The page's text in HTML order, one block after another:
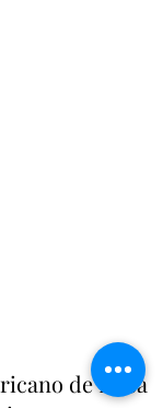
de Ética